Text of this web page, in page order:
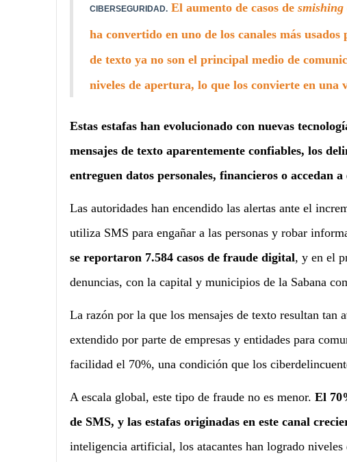
CIBERSEGURIDAD. El aumento de casos de smishing
ha convertido en uno de los canales más
de texto ya no son el principal medio de
niveles de apertura, lo que los convierte en
Estas estafas han evolucionado con nuevas
mensajes de texto aparentemente confiables, los
entreguen datos personales, financieros o accedan
Las autoridades han encendido las alertas ante el
utiliza SMS para engañar a las personas y robar
se reportaron 7.584 casos de fraude digital, y en el
denuncias, con la capital y municipios de la Sabana
La razón por la que los mensajes de texto resultan tan
extendido por parte de empresas y entidades para
facilidad el 70%, una condición que los
A escala global, este tipo de fraude no es menor. El
de SMS, y las estafas originadas en este canal
inteligencia artificial, los atacantes han logrado niveles